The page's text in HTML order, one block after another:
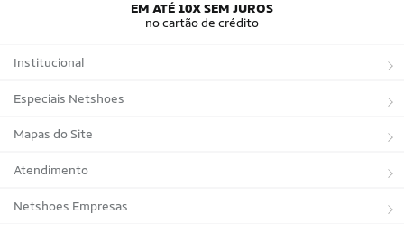
EM ATÉ 10X SEM JUROS
no cartão de crédito
Institucional
Sobre a Netshoes
Política de Privacidade
Programa de Afiliados
Regulamentos
Especiais Netshoes
Suplementos
Corrida
Bicicletas
Mapas do Site
Marcas
Tipos de Produtos
Atendimento
Trocas e devoluções
Netshoes Empresas